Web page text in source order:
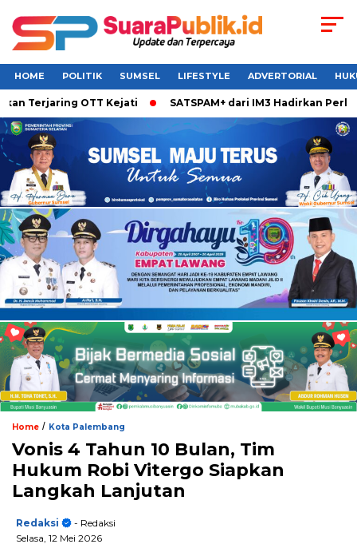
HOME POLITIK SUMSEL LIFESTYLE ADVERTORIAL
OTT Kejati SATSPAM+ dari IM3 Hadirkan
Home / Kota Palembang
Vonis 4 Tahun 10 Bulan, Tim
Hukum Robi Vitergo Siapkan
Langkah Lanjutan
Redaksi
- Redaksi
Selasa, 12 Mei 2026